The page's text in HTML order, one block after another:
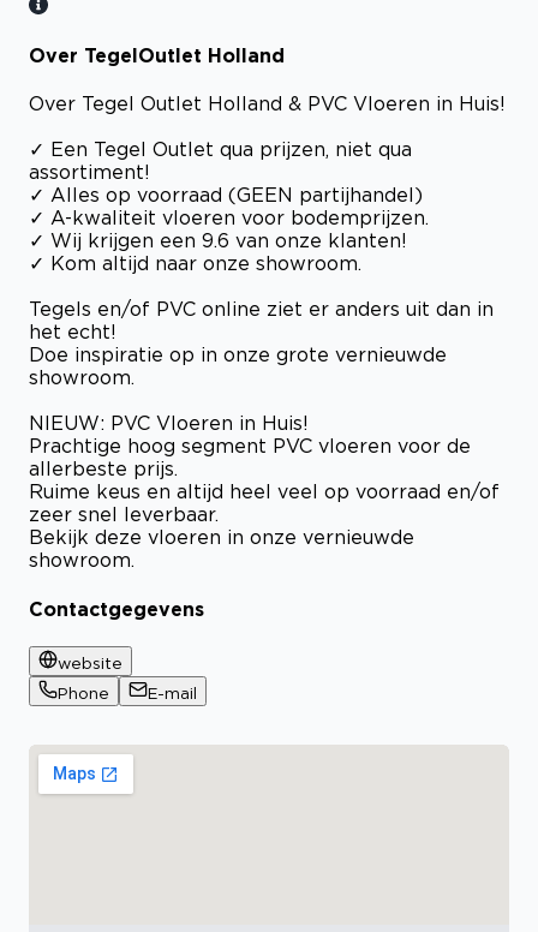
Over TegelOutlet Holland
Over Tegel Outlet Holland & PVC Vloeren in Huis!
✓ Een Tegel Outlet qua prijzen, niet qua
assortiment!
✓ Alles op voorraad (GEEN partijhandel)
✓ A-kwaliteit vloeren voor bodemprijzen.
✓ Wij krijgen een 9.6 van onze klanten!
✓ Kom altijd naar onze showroom.
Tegels en/of PVC online ziet er anders uit dan in
het echt!
Doe inspiratie op in onze grote vernieuwde
showroom.
NIEUW: PVC Vloeren in Huis!
Prachtige hoog segment PVC vloeren voor de
allerbeste prijs.
Ruime keus en altijd heel veel op voorraad en/of
zeer snel leverbaar.
Bekijk deze vloeren in onze vernieuwde
showroom.
Contactgegevens
website
Phone
E-mail